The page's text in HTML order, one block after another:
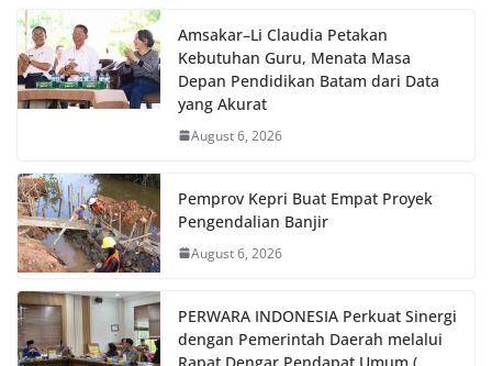
Amsakar–Li Claudia Petakan
Kebutuhan Guru, Menata Masa
Depan Pendidikan Batam dari Data
yang Akurat
August 6, 2026
Pemprov Kepri Buat Empat Proyek
Pengendalian Banjir
August 6, 2026
PERWARA INDONESIA Perkuat Sinergi
dengan Pemerintah Daerah melalui
Rapat Dengar Pendapat Umum (